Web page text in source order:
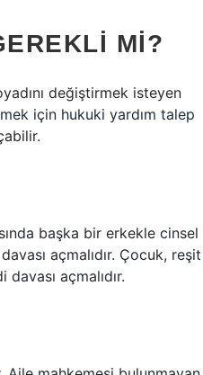
MI?
değiştirmek isteyen
için hukuki yardım talep
başka bir erkekle cinsel
açmalıdır. Çocuk, reşit
açmalıdır.